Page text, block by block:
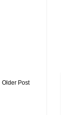
Older Post